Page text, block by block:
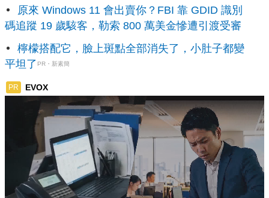
原來 Windows 11 會出賣你？FBI 靠 GDID 識別
碼追蹤 19 歲駭客，勒索 800 萬美金慘遭引渡受審
檸檬搭配它，臉上斑點全部消失了，小肚子都變
平坦了 PR・新素簡
PR EVOX